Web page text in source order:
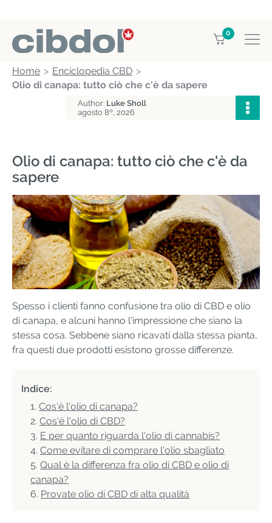
0
Home
Enciclopedia CBD
Olio di canapa: tutto ciò che c'è da sapere
Author: Luke Sholl
agosto 8º, 2026
Olio di canapa: tutto ciò che c'è da
sapere
Spesso i clienti fanno confusione tra olio di CBD e olio
di canapa, e alcuni hanno l'impressione che siano la
stessa cosa. Sebbene siano ricavati dalla stessa pianta,
fra questi due prodotti esistono grosse differenze.
Indice:
Cos'è l'olio di canapa?
Cos'è l'olio di CBD?
E per quanto riguarda l'olio di cannabis?
Come evitare di comprare l'olio sbagliato
Qual è la differenza fra olio di CBD e olio di
canapa?
Provate olio di CBD di alta qualità